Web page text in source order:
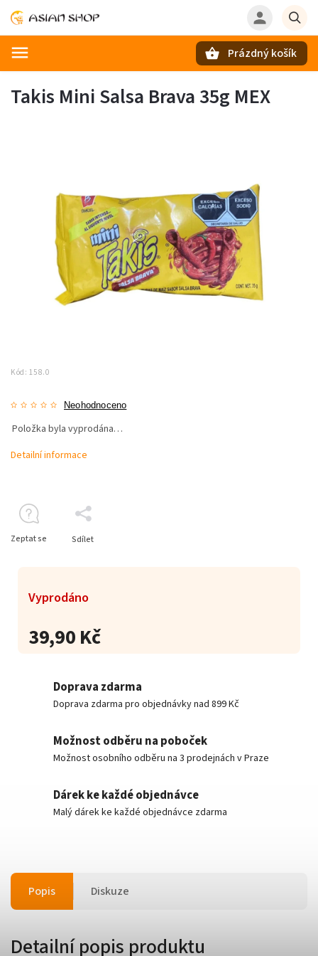
Prázdný košík
Takis Mini Salsa Brava 35g MEX
Kód: 158.0
Neohodnoceno
39,90 Kč
Vyprodáno
Položka byla vyprodána…
Detailní informace
Zeptat se Sdílet
Doprava zdarma
Doprava zdarma pro objednávky nad 899 Kč
Možnost odběru na poboček
Možnost osobního odběru na 3 prodejnách v Praze
Dárek ke každé objednávce
Malý dárek ke každé objednávce zdarma
Popis Diskuze
Detailní popis produktu